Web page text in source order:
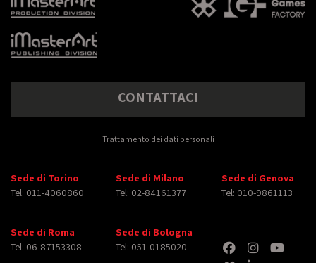
CONTATTACI
Trattamento dei dati personali
Sede di Torino
Tel: 011-4060860
Sede di Milano
Tel: 02-84161377
Sede di Genova
Tel: 010-9861113
Sede di Roma
Tel: 06-87153308
Sede di Bologna
Tel: 051-0185020